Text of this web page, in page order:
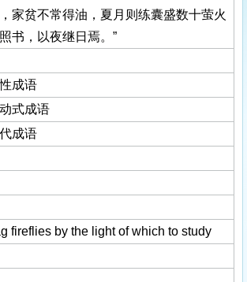
家贫不常得油，夏月则练囊盛数十萤火
书，以夜继日焉。”
成语
式成语
成语
fireflies by the light of which to study